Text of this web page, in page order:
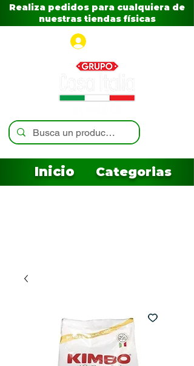
Realiza pedidos para cualquiera de
nuestras tiendas físicas
Inicio Categorias